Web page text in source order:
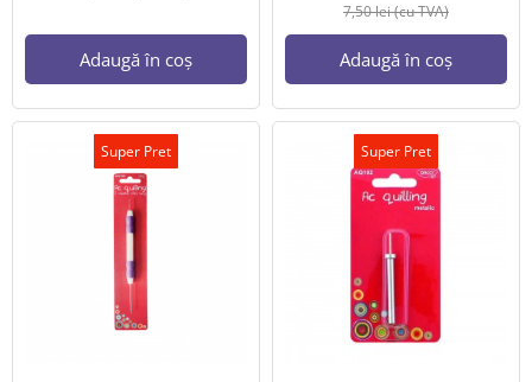
Adaugă în coș
7,50lei(cu TVA)
Adaugă în coș
Super Pret Super Pret